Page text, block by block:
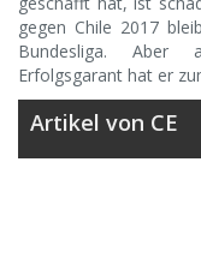
gegen Chile 2017
Bundesliga. Aber
Erfolgsgarant hat er
Artikel von CE